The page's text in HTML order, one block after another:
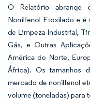
O Relatório abrange
Nonilfenol Etoxilado e é
de Limpeza Industrial,
Gás, e Outras
América do Norte,
África). Os tamanhos
mercado de nonilfenol
volume (toneladas) para